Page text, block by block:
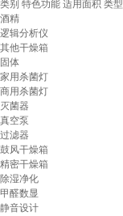
类别 特色功能 适用面积 类型
酒精
逻辑分析仪
其他干燥箱
固体
家用杀菌灯
商用杀菌灯
灭菌器
真空泵
过滤器
鼓风干燥箱
精密干燥箱
除湿净化
甲醛数显
静音设计